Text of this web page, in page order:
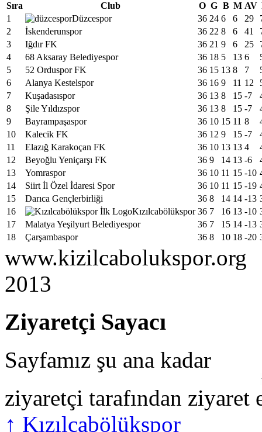
Sıra Club O G B M AV
1
Düzcespor 36 24 6 6 29
2
İskenderunspor 36 22 8 6 41
3
Iğdır FK 36 21 9 6 25
4
68 Aksaray Belediyespor 36 18 5 13 6
5
52 Orduspor FK 36 15 13 8 7
6
Alanya Kestelspor 36 16 9 11 12
7
Kuşadasıspor 36 13 8 15 -7
8
Şile Yıldızspor 36 13 8 15 -7
9
Bayrampaşaspor 36 10 15 11 8
10
Kalecik FK 36 12 9 15 -7
11
Elazığ Karakoçan FK 36 10 13 13 4
12
Beyoğlu Yeniçarşı FK 36 9 14 13 -6
13
Yomraspor 36 10 11 15 -10
14
Siirt İl Özel İdaresi Spor 36 10 11 15 -19
15
Darıca Gençlerbirliği 36 8 14 14 -13
16
Kızılcabölükspor 36 7 16 13 -10
17
Malatya Yeşilyurt Belediyespor 36 7 15 14 -13
18
Çarşambaspor 36 8 10 18 -20
www.kizilcabolukspor.org
2013
Ziyaretçi Sayacı
Sayfamız şu ana kadar
ziyaretçi tarafından ziyaret
↑ Kızılcabölükspor